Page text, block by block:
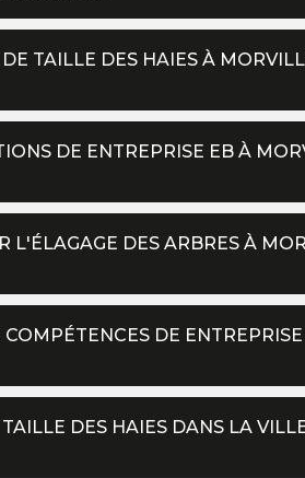
TAILLE DES HAIES À
DE ENTREPRISE EB À
L'ÉLAGAGE DES ARBRES À
DE
DES HAIES DANS LA